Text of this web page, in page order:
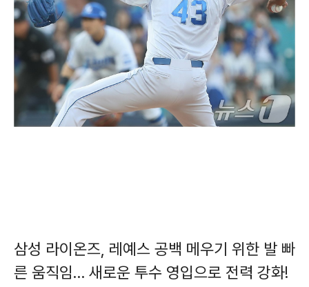
삼성 라이온즈, 레예스 공백 메우기 위한 발 빠
른 움직임… 새로운 투수 영입으로 전력 강화!